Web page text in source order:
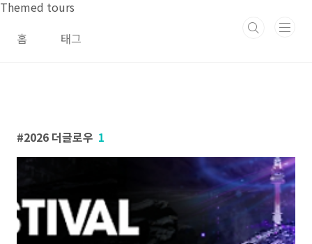
본문 바로가기
Themed tours
홈
태그
2026 더글로우 1